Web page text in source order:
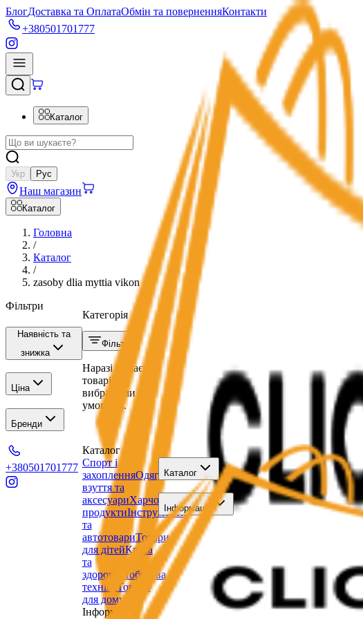
БлогДоставка та ОплатаОбмін та поверненняКонтакти
+380501701777
Каталог
Укр Рус
Наш магазин
Каталог
Головна
/
Каталог
/
zasoby dlia myttia vikon
Фільтри
Наявність та
знижка
Ціна
Бренди
Категорія
Фільтри
Наразі немає
товарів за
вибраними
умовами.
+380501701777
Каталог
Спорт і
захопленняОдяг,
взуття та
аксесуариХарчові
продуктиІнструменти
та
автотовариТовари
для дітейКраса
та
здоров'я
Побутова
техніка
Товари
для дому
Інформація
Каталог
Інформація